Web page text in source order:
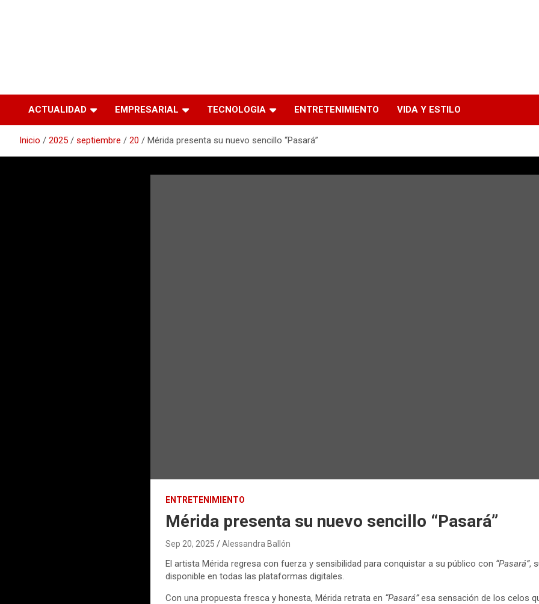
ACTUALIDAD EMPRESARIAL TECNOLOGIA ENTRETENIMIENTO VIDA Y ESTILO
Inicio 2025 septiembre 20 Mérida presenta su nuevo sencillo “Pasará”
ENTRETENIMIENTO
Mérida presenta su nuevo sencillo “Pasará”
Sep 20, 2025 Alessandra Ballón
El artista Mérida regresa con fuerza y sensibilidad para conquistar a su público con “Pasará”,
disponible en todas las plataformas digitales.
Con una propuesta fresca y honesta, Mérida retrata en “Pasará”esa sensación de los celos